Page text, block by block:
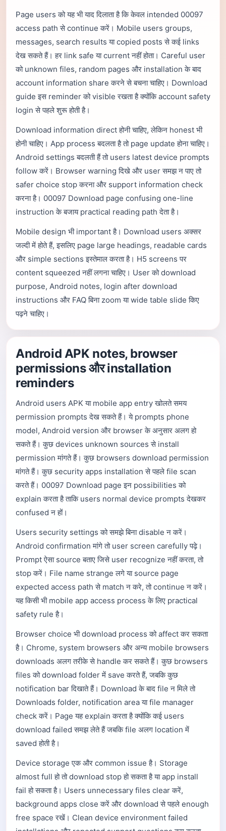
Page users को यह भी याद दिलाता है कि केवल intended 00097
access path से continue करें। Mobile users groups,
messages, search results या copied posts से कई links
देख सकते हैं। हर link safe या current नहीं होता। Careful user
को unknown files, random pages और installation के बाद
account information share करने से बचना चाहिए। Download
guide इस reminder को visible रखता है क्योंकि account safety
login से पहले शुरू होती है।
Download information direct होनी चाहिए, लेकिन honest भी
होनी चाहिए। App process बदलता है तो page update होना चाहिए।
Android settings बदलती हैं तो users latest device prompts
follow करें। Browser warning दिखे और user समझ न पाए तो
safer choice stop करना और support information check
करना है। 00097 Download page confusing one-line
instruction के बजाय practical reading path देता है।
Mobile design भी important है। Download users अक्सर
जल्दी में होते हैं, इसलिए page large headings, readable cards
और simple sections इस्तेमाल करता है। H5 screens पर
content squeezed नहीं लगना चाहिए। User को download
purpose, Android notes, login after download
instructions और FAQ बिना zoom या wide table slide किए
पढ़ने चाहिए।
Android APK notes, browser
permissions और installation
reminders
Android users APK या mobile app entry खोलते समय
permission prompts देख सकते हैं। ये prompts phone
model, Android version और browser के अनुसार अलग हो
सकते हैं। कुछ devices unknown sources से install
permission मांगते हैं। कुछ browsers download permission
मांगते हैं। कुछ security apps installation से पहले file scan
करते हैं। 00097 Download page इन possibilities को
explain करता है ताकि users normal device prompts देखकर
confused न हों।
Users security settings को समझे बिना disable न करें।
Android confirmation मांगे तो user screen carefully पढ़े।
Prompt ऐसा source बताए जिसे user recognize नहीं करता, तो
stop करें। File name strange लगे या source page
expected access path से match न करे, तो continue न करें।
यह किसी भी mobile app access process के लिए practical
safety rule है।
Browser choice भी download process को affect कर सकता
है। Chrome, system browsers और अन्य mobile browsers
downloads अलग तरीके से handle कर सकते हैं। कुछ browsers
files को download folder में save करते हैं, जबकि कुछ
notification bar दिखाते हैं। Download के बाद file न मिले तो
Downloads folder, notification area या file manager
check करें। Page यह explain करता है क्योंकि कई users
download failed समझ लेते हैं जबकि file अलग location में
saved होती है।
Device storage एक और common issue है। Storage
almost full हो तो download stop हो सकता है या app install
fail हो सकता है। Users unnecessary files clear करें,
background apps close करें और download से पहले enough
free space रखें। Clean device environment failed